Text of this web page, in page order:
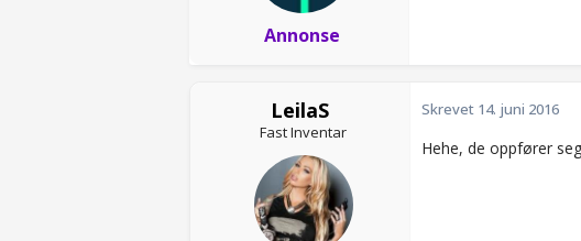
Annonse
LeilaS
Fast Inventar
Skrevet 14. juni 2016
Hehe, de oppfører